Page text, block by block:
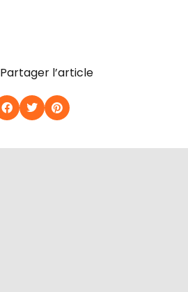
Partager l’article